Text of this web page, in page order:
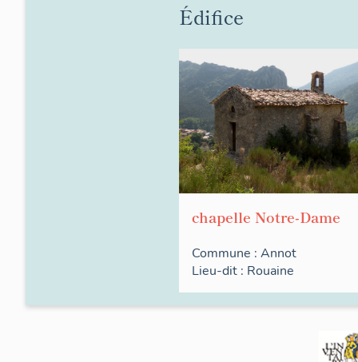
Édifice
chapelle Notre-Dame
Commune : Annot
Lieu-dit : Rouaine